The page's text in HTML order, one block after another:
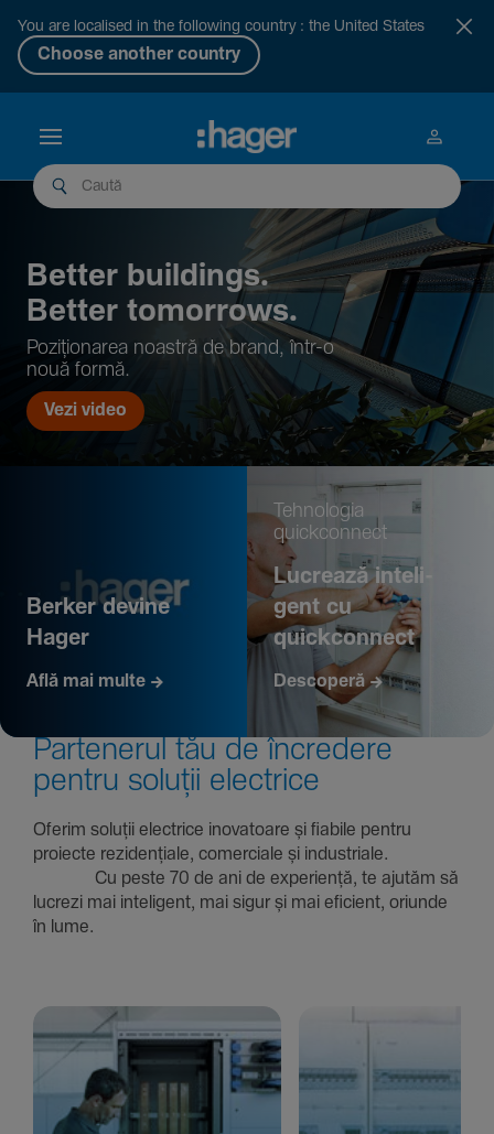
You are localised in the following country : the United States
Choose another country
Better buil­dings.
Better tomor­rows.
Pozi­țio­narea noastră de brand, într-o
nouă formă.
Vezi video
Berker devine
Hager
Află mai multe
Tehno­logia
quickconnect
Lucrează inte­li­
gent cu
quickconnect
Descoperă
Parte­nerul tău de încre­dere
pentru soluții electrice
Oferim soluții electrice inova­toare și fiabile pentru
proiecte rezi­den­țiale, comer­ciale și indus­triale.
Cu peste 70 de ani de expe­riență, te ajutăm să
lucrezi mai inte­li­gent, mai sigur și mai eficient, oriunde
în lume.